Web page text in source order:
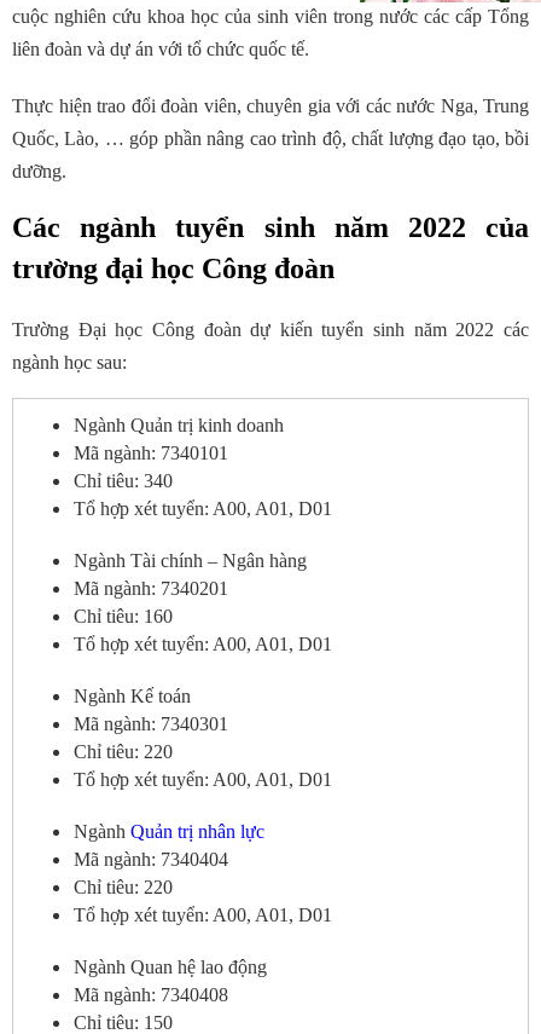
cuộc nghiên cứu khoa học của sinh viên trong nước các cấp Tổng
liên đoàn và dự án với tổ chức quốc tế.
Thực hiện trao đổi đoàn viên, chuyên gia với các nước Nga, Trung
Quốc, Lào, … góp phần nâng cao trình độ, chất lượng đạo tạo, bồi
dưỡng.
Các ngành tuyển sinh năm 2022 của
trường đại học Công đoàn
Trường Đại học Công đoàn dự kiến tuyển sinh năm 2022 các
ngành học sau:
Ngành Quản trị kinh doanh
Mã ngành: 7340101
Chỉ tiêu: 340
Tổ hợp xét tuyển: A00, A01, D01
Ngành Tài chính – Ngân hàng
Mã ngành: 7340201
Chỉ tiêu: 160
Tổ hợp xét tuyển: A00, A01, D01
Ngành Kế toán
Mã ngành: 7340301
Chỉ tiêu: 220
Tổ hợp xét tuyển: A00, A01, D01
Ngành Quản trị nhân lực
Mã ngành: 7340404
Chỉ tiêu: 220
Tổ hợp xét tuyển: A00, A01, D01
Ngành Quan hệ lao động
Mã ngành: 7340408
Chỉ tiêu: 150